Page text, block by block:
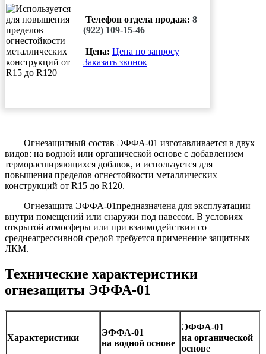
Телефон отдела продаж: 8
(922) 109-15-46
Цена: Цена по запросу
Заказать звонок
Огнезащитный состав ЭФФА-01 изготавливается в двух
видов: на водной или органической основе с добавлением
терморасширяющихся добавок, и используется для
повышения пределов огнестойкости металлических
конструкций от R15 до R120.
Огнезащита ЭФФА-01предназначена для эксплуатации
внутри помещений или снаружи под навесом. В условиях
открытой атмосферы или при взаимодействии со
среднеагрессивной средой требуется применение защитных
ЛКМ.
Технические характеристики
огнезащиты ЭФФА-01
Характеристики
ЭФФА-01
на водной основе
ЭФФА-01
на органической
основе